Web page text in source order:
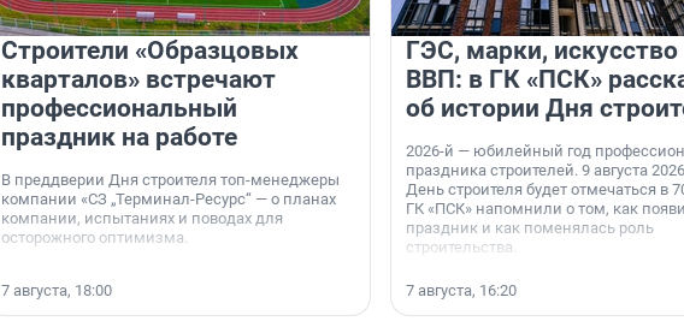
Строители «Образцовых
кварталов» встречают
профессиональный
праздник на работе
В преддверии Дня строителя топ-менеджеры
компании «СЗ „Терминал-Ресурс“ — о планах
компании, испытаниях и поводах для
осторожного оптимизма.
7 августа, 18:00
ГЭС, марки, искусство
ВВП: в ГК «ПСК»
об истории Дня
2026-й — юбилейный год
праздника строителей. 9 августа
День строителя будет отмечаться в
ГК «ПСК» напомнили о том, как
праздник и как поменялась роль
строительства.
7 августа, 16:20